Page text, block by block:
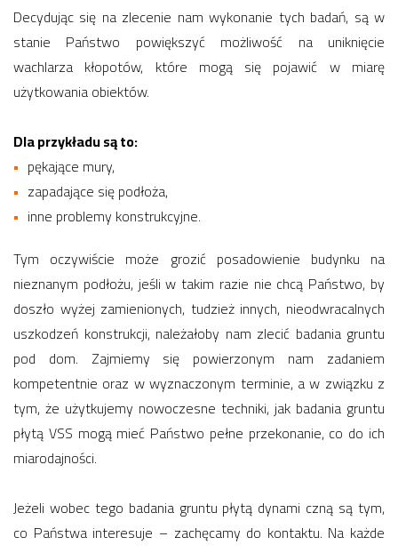
Decydując się na zlecenie nam wykonanie tych badań, są w
stanie Państwo powiększyć możliwość na uniknięcie
wachlarza kłopotów, które mogą się pojawić w miarę
użytkowania obiektów.
Dla przykładu są to:
pękające mury,
zapadające się podłoża,
inne problemy konstrukcyjne.
Tym oczywiście może grozić posadowienie budynku na
nieznanym podłożu, jeśli w takim razie nie chcą Państwo, by
doszło wyżej zamienionych, tudzież innych, nieodwracalnych
uszkodzeń konstrukcji, należałoby nam zlecić badania gruntu
pod dom. Zajmiemy się powierzonym nam zadaniem
kompetentnie oraz w wyznaczonym terminie, a w związku z
tym, że użytkujemy nowoczesne techniki, jak badania gruntu
płytą VSS mogą mieć Państwo pełne przekonanie, co do ich
miarodajności.
Jeżeli wobec tego badania gruntu płytą dynami czną są tym,
co Państwa interesuje – zachęcamy do kontaktu. Na każde